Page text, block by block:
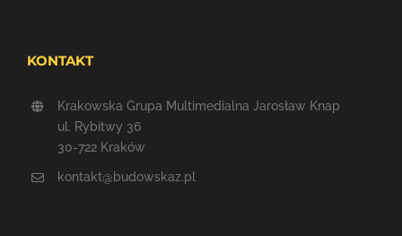
KONTAKT
Krakowska Grupa Multimedialna Jarosław Knap
ul. Rybitwy 36
30-722 Kraków
kontakt@budowskaz.pl